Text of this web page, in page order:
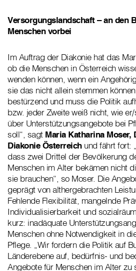
Versorgungslandschaft – an den
Menschen vorbei
Im Auftrag der Diakonie hat das
ob die Menschen in Österreich
wenden können, wenn ein
sie das nicht allein stemmen
bestürzend und muss die Politik
bzw. jeder Zweite weiß nicht, wie
über Unterstützungsangebote bei
soll“, sagt Maria Katharina Moser,
Diakonie Österreichund fährt fort:
dass zwei Drittel der Bevölkerung
Menschen im Alter bekämen nicht
sie brauchen“, so Moser. Die
geprägt von althergebrachten
Fehlende Flexibilität, mangelnde
Individualisierbarkeit und
kurz: inadäquate
Menschen ohne Notwendigkeit in
Pflege. „Wir fordern die Politik auf
Länderebene auf, bedürfnis- und
Angebote für Menschen im Alter zu